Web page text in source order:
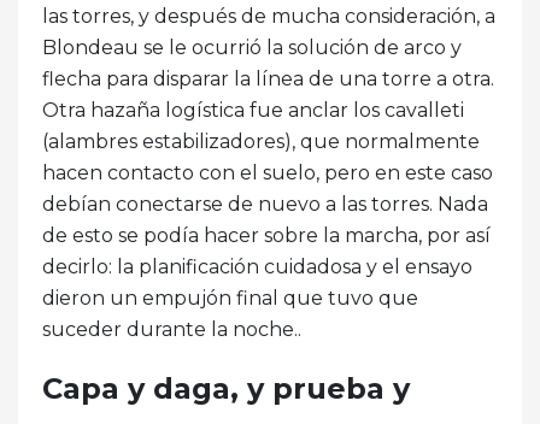
las torres, y después de mucha consideración, a
Blondeau se le ocurrió la solución de arco y
flecha para disparar la línea de una torre a otra.
Otra hazaña logística fue anclar los cavalleti
(alambres estabilizadores), que normalmente
hacen contacto con el suelo, pero en este caso
debían conectarse de nuevo a las torres. Nada
de esto se podía hacer sobre la marcha, por así
decirlo: la planificación cuidadosa y el ensayo
dieron un empujón final que tuvo que
suceder durante la noche..
Capa y daga, y prueba y